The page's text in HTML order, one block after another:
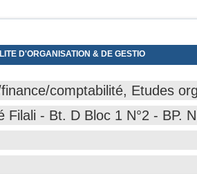
D'ORGANISATION & DE GESTIO
comptabilité, Etudes
- Bt. D Bloc 1 N°2 - BP.